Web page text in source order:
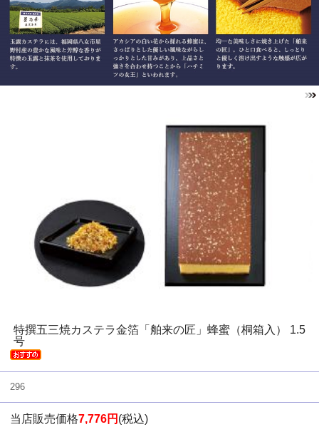
特撰五三焼カステラ金箔「舶来の匠」蜂蜜（桐箱入） 1.5
号
296
当店販売価格7,776円 (税込)